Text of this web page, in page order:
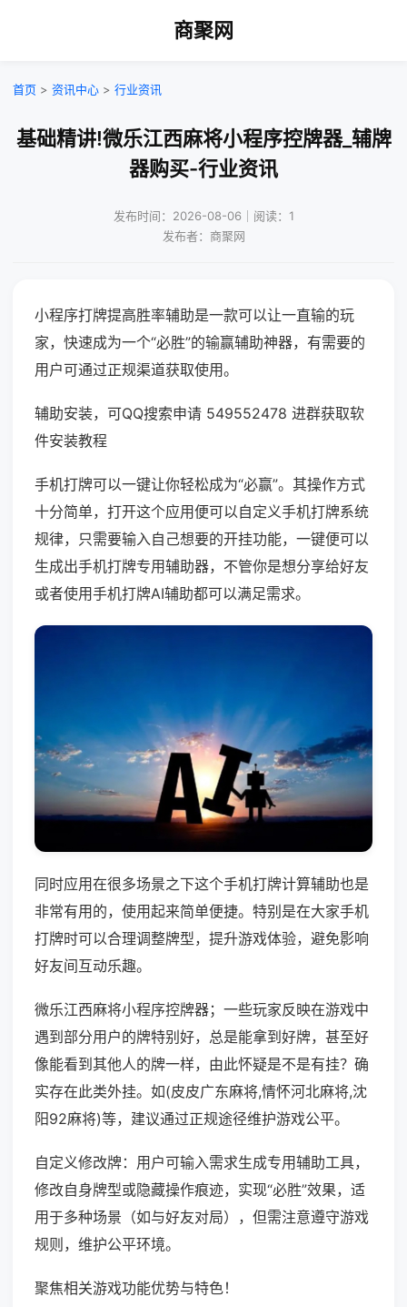
商聚网
首页 > 资讯中心 > 行业资讯
基础精讲!微乐江西麻将小程序控牌器_辅牌
器购买-行业资讯
发布时间：2026-08-06｜阅读：1
发布者：商聚网
小程序打牌提高胜率辅助是一款可以让一直输的玩
家，快速成为一个“必胜”的输赢辅助神器，有需要的
用户可通过正规渠道获取使用。
辅助安装，可QQ搜索申请 549552478 进群获取软
件安装教程
手机打牌可以一键让你轻松成为“必赢”。其操作方式
十分简单，打开这个应用便可以自定义手机打牌系统
规律，只需要输入自己想要的开挂功能，一键便可以
生成出手机打牌专用辅助器，不管你是想分享给好友
或者使用手机打牌AI辅助都可以满足需求。
同时应用在很多场景之下这个手机打牌计算辅助也是
非常有用的，使用起来简单便捷。特别是在大家手机
打牌时可以合理调整牌型，提升游戏体验，避免影响
好友间互动乐趣。
微乐江西麻将小程序控牌器；一些玩家反映在游戏中
遇到部分用户的牌特别好，总是能拿到好牌，甚至好
像能看到其他人的牌一样，由此怀疑是不是有挂？确
实存在此类外挂。如(皮皮广东麻将,情怀河北麻将,沈
阳92麻将)等，建议通过正规途径维护游戏公平。
自定义修改牌：用户可输入需求生成专用辅助工具，
修改自身牌型或隐藏操作痕迹，实现“必胜”效果，适
用于多种场景（如与好友对局），但需注意遵守游戏
规则，维护公平环境。
聚焦相关游戏功能优势与特色！